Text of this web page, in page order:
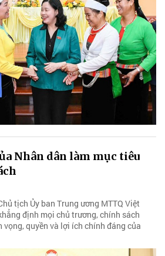
Nhân dân làm mục tiêu
tịch Ủy ban Trung ương MTTQ Việt
định mọi chủ trương, chính sách
quyền và lợi ích chính đáng của